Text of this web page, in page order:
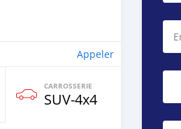
Appeler
CARROSSERIE
SUV‒4x4